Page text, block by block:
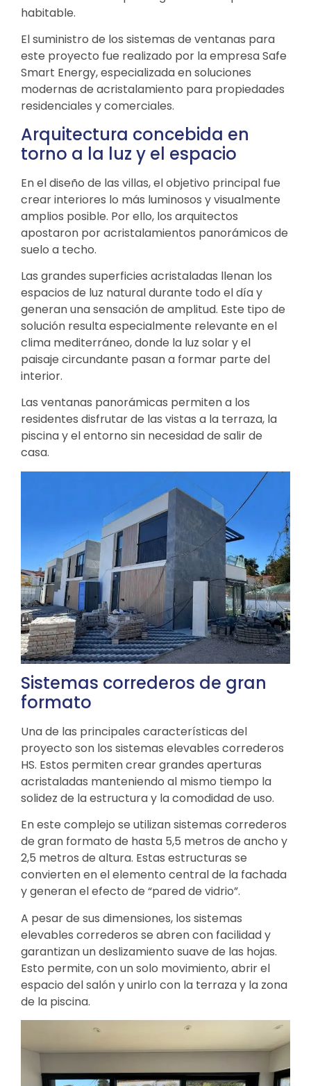
habitable.
El suministro de los sistemas de ventanas para
este proyecto fue realizado por la empresa Safe
Smart Energy, especializada en soluciones
modernas de acristalamiento para propiedades
residenciales y comerciales.
Arquitectura concebida en
torno a la luz y el espacio
En el diseño de las villas, el objetivo principal fue
crear interiores lo más luminosos y visualmente
amplios posible. Por ello, los arquitectos
apostaron por acristalamientos panorámicos de
suelo a techo.
Las grandes superficies acristaladas llenan los
espacios de luz natural durante todo el día y
generan una sensación de amplitud. Este tipo de
solución resulta especialmente relevante en el
clima mediterráneo, donde la luz solar y el
paisaje circundante pasan a formar parte del
interior.
Las ventanas panorámicas permiten a los
residentes disfrutar de las vistas a la terraza, la
piscina y el entorno sin necesidad de salir de
casa.
Sistemas correderos de gran
formato
Una de las principales características del
proyecto son los sistemas elevables correderos
HS. Estos permiten crear grandes aperturas
acristaladas manteniendo al mismo tiempo la
solidez de la estructura y la comodidad de uso.
En este complejo se utilizan sistemas correderos
de gran formato de hasta 5,5 metros de ancho y
2,5 metros de altura. Estas estructuras se
convierten en el elemento central de la fachada
y generan el efecto de “pared de vidrio”.
A pesar de sus dimensiones, los sistemas
elevables correderos se abren con facilidad y
garantizan un deslizamiento suave de las hojas.
Esto permite, con un solo movimiento, abrir el
espacio del salón y unirlo con la terraza y la zona
de la piscina.